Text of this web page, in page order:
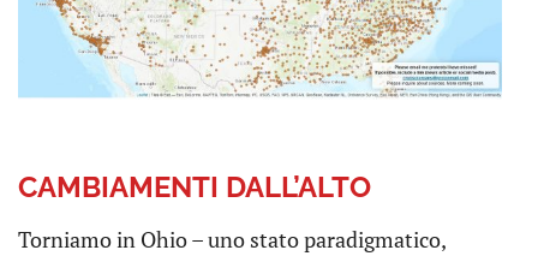
CAMBIAMENTI DALL’ALTO
Torniamo in Ohio – uno stato paradigmatico,